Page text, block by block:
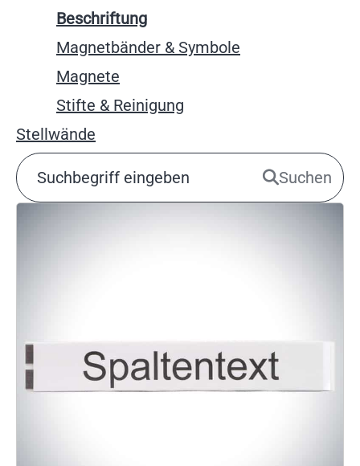
Beschriftung
Magnetbänder & Symbole
Magnete
Stifte & Reinigung
Stellwände
Suchen